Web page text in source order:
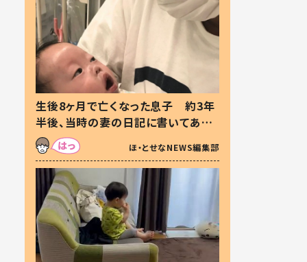
生後8ヶ月で亡くなった息子 約3年
半後、当時の妻の日記に書いてあっ
た本音とは
ほ・とせなNEWS編集部